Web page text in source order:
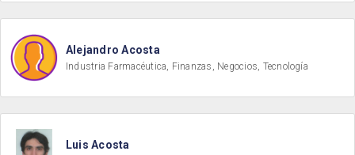
Alejandro Acosta
Industria Farmacéutica, Finanzas, Negocios, Tecnología
Luis Acosta